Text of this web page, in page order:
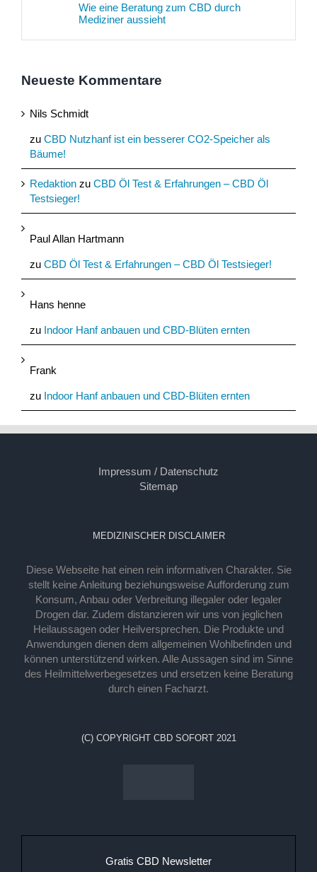
Wie eine Beratung zum CBD durch
Mediziner aussieht
Neueste Kommentare
Nils Schmidt
zu CBD Nutzhanf ist ein besserer CO2-Speicher als
Bäume!
Redaktion zu CBD Öl Test & Erfahrungen – CBD Öl
Testsieger!
Paul Allan Hartmann
zu CBD Öl Test & Erfahrungen – CBD Öl Testsieger!
Hans henne
zu Indoor Hanf anbauen und CBD-Blüten ernten
Frank
zu Indoor Hanf anbauen und CBD-Blüten ernten
Impressum / Datenschutz
Sitemap
MEDIZINISCHER DISCLAIMER
Diese Webseite hat einen rein informativen Charakter. Sie
stellt keine Anleitung beziehungsweise Aufforderung zum
Konsum, Anbau oder Verbreitung illegaler oder legaler
Drogen dar. Zudem distanzieren wir uns von jeglichen
Heilaussagen oder Heilversprechen. Die Produkte und
Anwendungen dienen dem allgemeinen Wohlbefinden und
können unterstützend wirken. Alle Aussagen sind im Sinne
des Heilmittelwerbegesetzes und ersetzen keine Beratung
durch einen Facharzt.
(C) COPYRIGHT CBD SOFORT 2021
Gratis CBD Newsletter